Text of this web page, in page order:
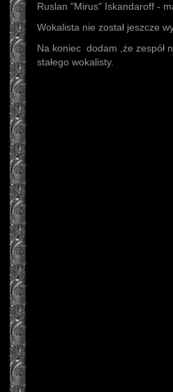
Ruslan "Mirus" Iskandaroff -
Wokalista nie został jeszcze
Na koniec dodam ,że zespół
stałego wokalisty.